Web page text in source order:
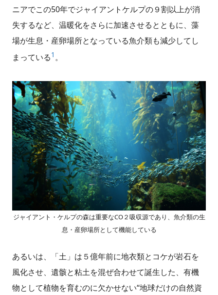
ニアでこの50年でジャイアントケルプの９割以上が消
失するなど、温暖化をさらに加速させるとともに、藻
場が生息・産卵場所となっている魚介類も減少してし
まっている1 。
ジャイアント・ケルプの森は重要なCO２吸収源であり、魚介類の生
息・産卵場所として機能している
あるいは、「土」は５億年前に地衣類とコケが岩石を
風化させ、遺骸と粘土を混ぜ合わせて誕生した、有機
物として植物を育むのに欠かせない“地球だけの自然資